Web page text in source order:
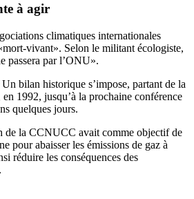
à agir
climatiques internationales
vivant». Selon le militant écologiste,
passera par l’ONU».
bilan historique s’impose, partant de la
1992, jusqu’à la prochaine conférence
quelques jours.
de la CCNUCC avait comme objectif de
pour abaisser les émissions de gaz à
réduire les conséquences des